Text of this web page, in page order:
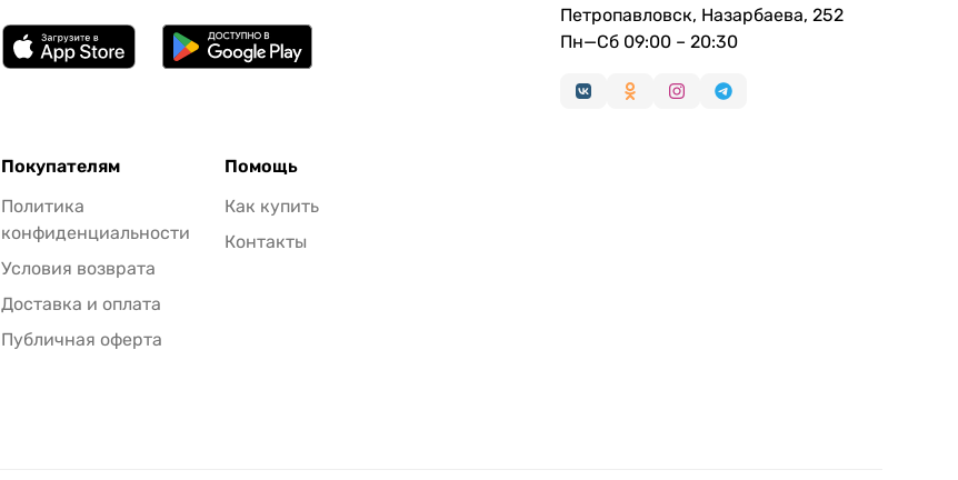
Покупателям
Политика
конфиденциальности
Условия возврата
Доставка и оплата
Публичная оферта
Помощь
Как купить
Контакты
Петропавловск, Назарбаева, 252
Пн—Сб 09:00 – 20:30